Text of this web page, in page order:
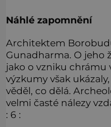
Náhlé zapomnění
Architektem
Gunadharma. O jeho
jako o vzniku chrámu
výzkumy však
věděl, co dělá.
velmi časté nálezy
: 6 :